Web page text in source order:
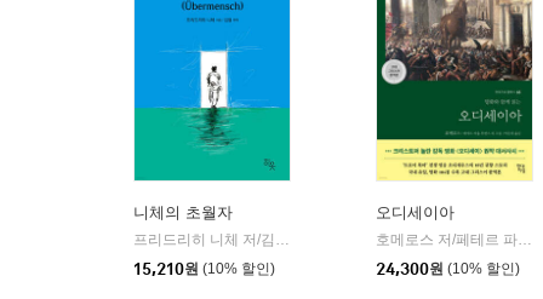
니체의 초월자
프리드리히 니체 저/김철 편역
15,210원 (10% 할인)
오디세이아
호메로스 저/페테르 파울 루벤스 그림/박문재 역
24,300원 (10% 할인)